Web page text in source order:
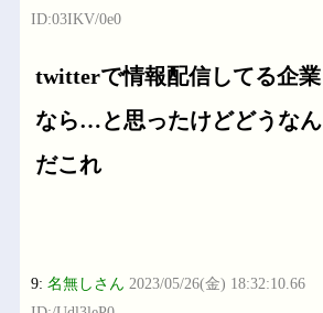
ID:03IKV/0e0
twitterで情報配信してる企業
なら…と思ったけどどうなん
だこれ
9:名無しさん 2023/05/26(金) 18:32:10.66